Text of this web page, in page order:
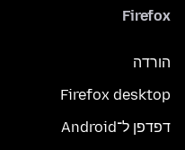
Firefox
הורדה
Firefox desktop
דפדפן ל־Android